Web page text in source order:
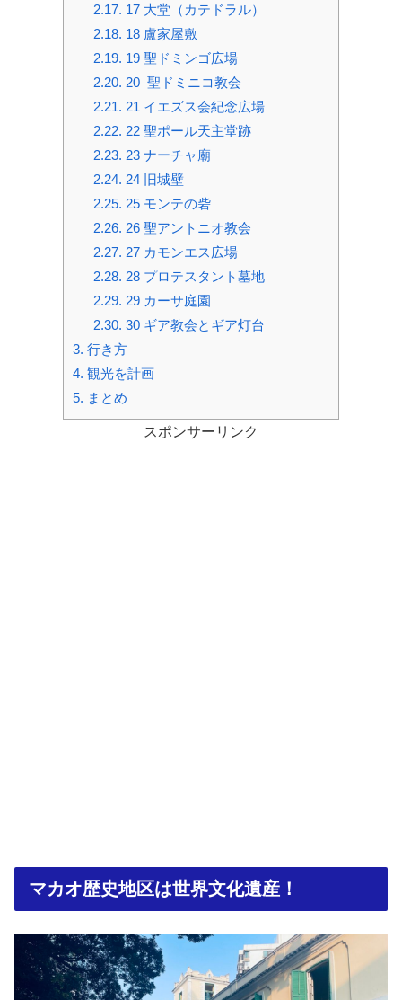
2.17. 17 大堂（カテドラル）
2.18. 18 盧家屋敷
2.19. 19 聖ドミンゴ広場
2.20. 20 聖ドミニコ教会
2.21. 21 イエズス会紀念広場
2.22. 22 聖ポール天主堂跡
2.23. 23 ナーチャ廟
2.24. 24 旧城壁
2.25. 25 モンテの砦
2.26. 26 聖アントニオ教会
2.27. 27 カモンエス広場
2.28. 28 プロテスタント墓地
2.29. 29 カーサ庭園
2.30. 30 ギア教会とギア灯台
3. 行き方
4. 観光を計画
5. まとめ
スポンサーリンク
マカオ歴史地区は世界文化遺産！